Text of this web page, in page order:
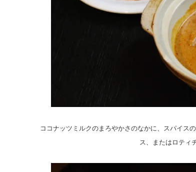
ココナッツミルクのまろやかさのなかに、スパイス
ス、またはロティ